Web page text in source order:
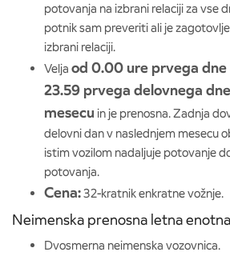
potovanja na izbrani relaciji za vse
potnik sam preveriti ali je
izbrani relaciji.
Velja od 0.00 ure prvega dne
23.59 prvega delovnega
mesecu in je prenosna. Zadnja
delovni dan v naslednjem mesecu
istim vozilom nadaljuje potovanje
potovanja.
Cena:32-kratnik enkratne vožnje.
Neimenska prenosna letna
Dvosmerna neimenska vozovnica.